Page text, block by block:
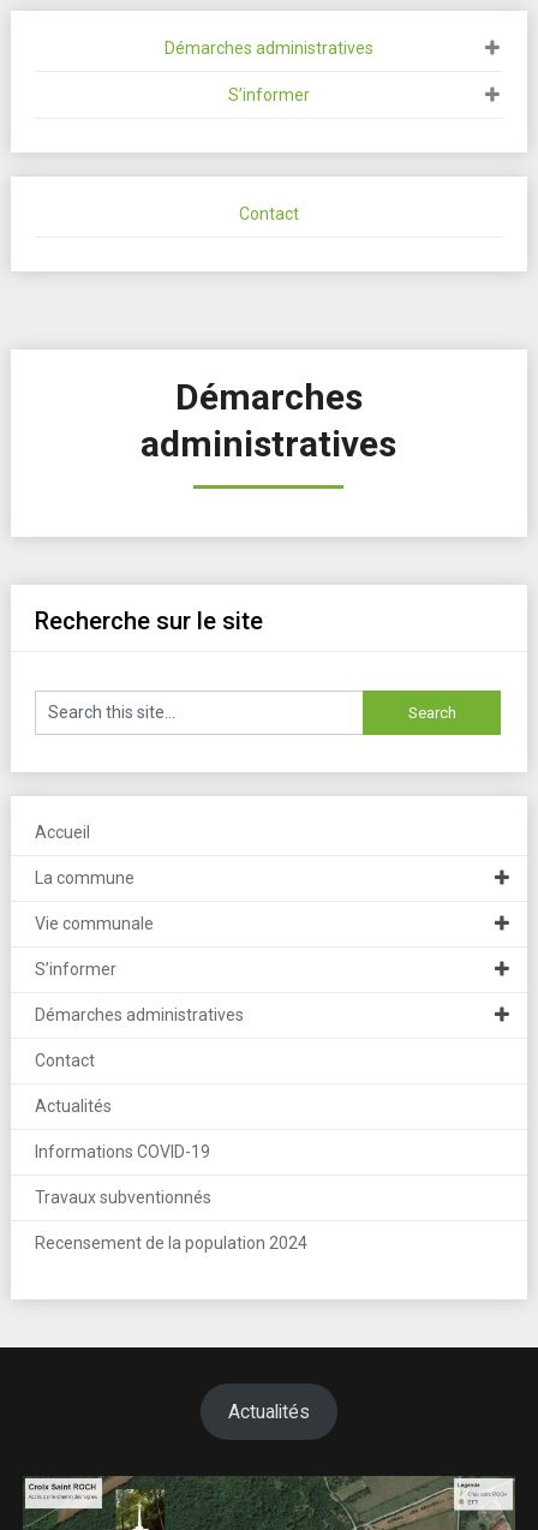
Démarches administratives
S’informer
Contact
Démarches
administratives
Recherche sur le site
Accueil
La commune
Vie communale
S’informer
Démarches administratives
Contact
Actualités
Informations COVID-19
Travaux subventionnés
Recensement de la population 2024
Actualités